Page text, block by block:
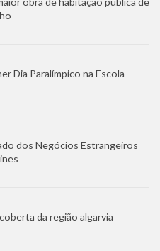
Dia Paralímpico na Escola
dos Negócios Estrangeiros
da região algarvia